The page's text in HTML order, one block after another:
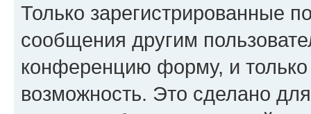
Только зарегистрированные
сообщения другим
конференцию форму, и
возможность. Это сделано